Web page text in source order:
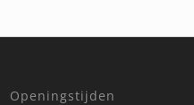
Openingstijden